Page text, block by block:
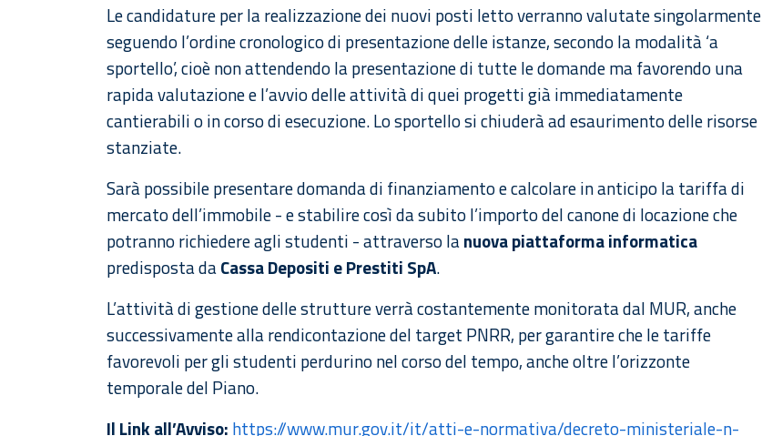
Le candidature per la realizzazione dei nuovi posti letto verranno valutate singolarmente
seguendo l’ordine cronologico di presentazione delle istanze, secondo la modalità ‘a
sportello’, cioè non attendendo la presentazione di tutte le domande ma favorendo una
rapida valutazione e l’avvio delle attività di quei progetti già immediatamente
cantierabili o in corso di esecuzione. Lo sportello si chiuderà ad esaurimento delle risorse
stanziate.
Sarà possibile presentare domanda di finanziamento e calcolare in anticipo la tariffa di
mercato dell’immobile - e stabilire così da subito l’importo del canone di locazione che
potranno richiedere agli studenti - attraverso lanuova piattaforma informatica
predisposta daCassa Depositi e Prestiti SpA.
L’attività di gestione delle strutture verrà costantemente monitorata dal MUR, anche
successivamente alla rendicontazione del target PNRR, per garantire che le tariffe
favorevoli per gli studenti perdurino nel corso del tempo, anche oltre l’orizzonte
temporale del Piano.
Il Link all’Avviso: https://www.mur.gov.it/it/atti-e-normativa/decreto-ministeriale-n-